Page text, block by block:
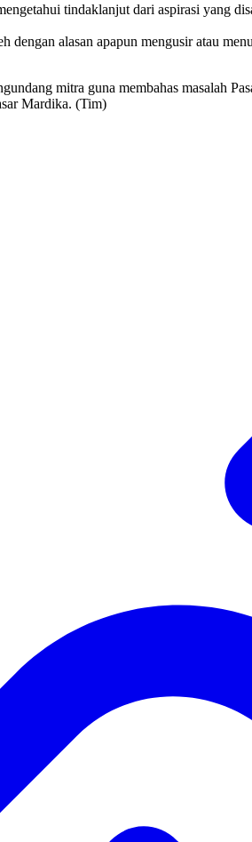
tindaklanjut dari aspirasi yang
alasan apapun mengusir atau
mitra guna membahas masalah
Mardika. (Tim)